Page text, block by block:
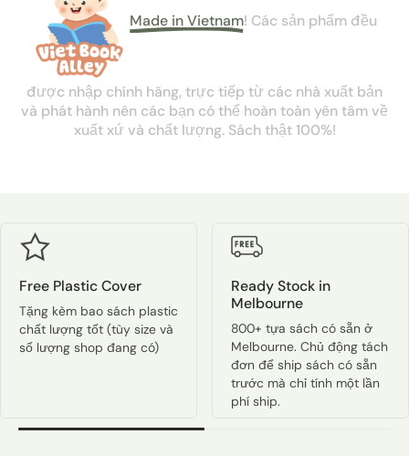
Made in Vietnam! Các sản phẩm đều
được nhập chính hãng, trực tiếp từ các nhà xuất bản
và phát hành nên các bạn cóthể hoàn toàn yên tâmvề
xuất xứ và chất lượng. Sách thật 100%!
Free Plastic Cover
Tặng kèm bao sách plastic
chất lượng tốt (tùy size và
số lượng shop đang có)
Ready Stock in
Melbourne
800+ tựa sách có sẵn ở
Melbourne. Chủ động tách
đơn để ship sách có sẵn
trước mà chỉ tính một lần
phí ship.